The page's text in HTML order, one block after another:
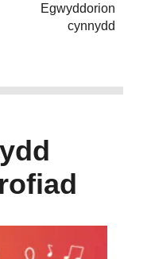
Egwyddorion
cynnydd